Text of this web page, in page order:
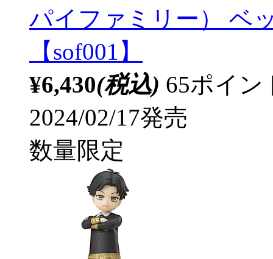
パイファミリー） ベ
【sof001】
¥6,430(税込) 65ポイ
2024/02/17発売
数量限定